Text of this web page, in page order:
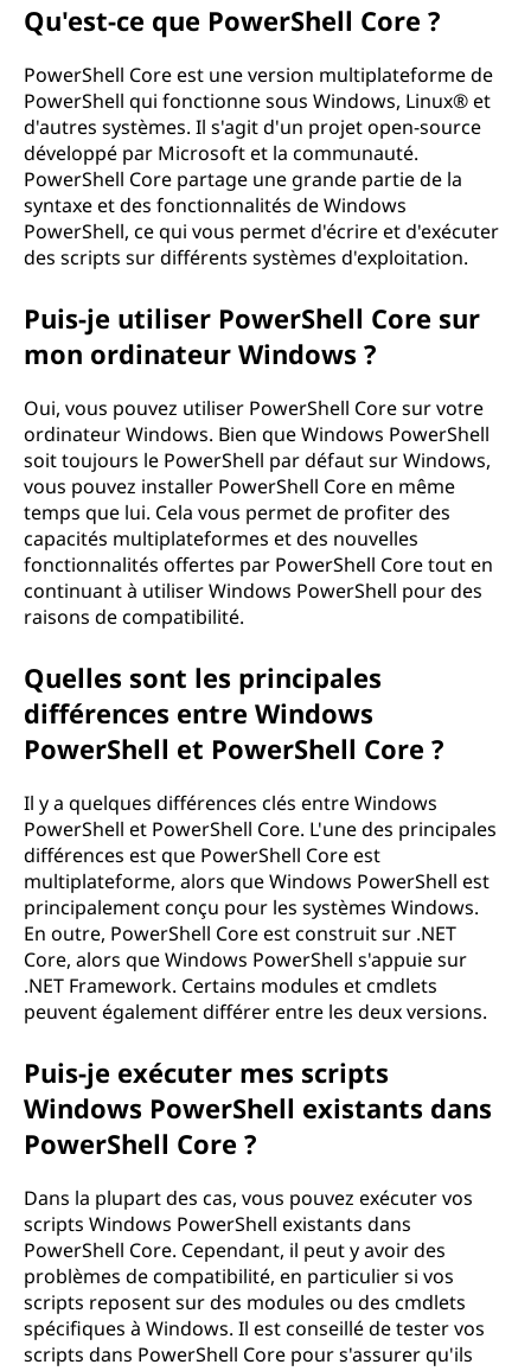
Qu'est-ce que PowerShell Core ?
PowerShell Core est une version multiplateforme de
PowerShell qui fonctionne sous Windows, Linux® et
d'autres systèmes. Il s'agit d'un projet open-source
développé par Microsoft et la communauté.
PowerShell Core partage une grande partie de la
syntaxe et des fonctionnalités de Windows
PowerShell, ce qui vous permet d'écrire et d'exécuter
des scripts sur différents systèmes d'exploitation.
Puis-je utiliser PowerShell Core sur
mon ordinateur Windows ?
Oui, vous pouvez utiliser PowerShell Core sur votre
ordinateur Windows. Bien que Windows PowerShell
soit toujours le PowerShell par défaut sur Windows,
vous pouvez installer PowerShell Core en même
temps que lui. Cela vous permet de profiter des
capacités multiplateformes et des nouvelles
fonctionnalités offertes par PowerShell Core tout en
continuant à utiliser Windows PowerShell pour des
raisons de compatibilité.
Quelles sont les principales
différences entre Windows
PowerShell et PowerShell Core ?
Il y a quelques différences clés entre Windows
PowerShell et PowerShell Core. L'une des principales
différences est que PowerShell Core est
multiplateforme, alors que Windows PowerShell est
principalement conçu pour les systèmes Windows.
En outre, PowerShell Core est construit sur .NET
Core, alors que Windows PowerShell s'appuie sur
.NET Framework. Certains modules et cmdlets
peuvent également différer entre les deux versions.
Puis-je exécuter mes scripts
Windows PowerShell existants dans
PowerShell Core ?
Dans la plupart des cas, vous pouvez exécuter vos
scripts Windows PowerShell existants dans
PowerShell Core. Cependant, il peut y avoir des
problèmes de compatibilité, en particulier si vos
scripts reposent sur des modules ou des cmdlets
spécifiques à Windows. Il est conseillé de tester vos
scripts dans PowerShell Core pour s'assurer qu'ils